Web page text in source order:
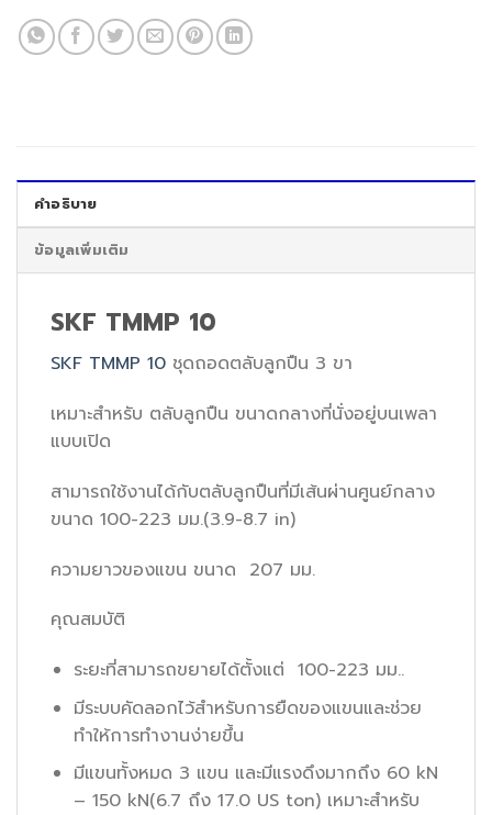
คำอธิบาย
ข้อมูลเพิ่มเติม
SKF TMMP 10
SKF TMMP 10 ชุดถอดตลับลูกปืน 3 ขา
เหมาะสำหรับ ตลับลูกปืน ขนาดกลางที่นั่งอยู่บนเพลา
แบบเปิด
สามารถใช้งานได้กับตลับลูกปืนที่มีเส้นผ่านศูนย์กลาง
ขนาด 100-223 มม.(3.9-8.7 in)
ความยาวของแขน ขนาด 207 มม.
คุณสมบัติ
ระยะที่สามารถขยายได้ตั้งแต่ 100-223 มม..
มีระบบคัดลอกไว้สำหรับการยืดของแขนและช่วย
ทำให้การทำงานง่ายขึ้น
มีแขนทั้งหมด 3 แขน และมีแรงดึงมากถึง 60 kN
– 150 kN(6.7 ถึง 17.0 US ton) เหมาะสำหรับ